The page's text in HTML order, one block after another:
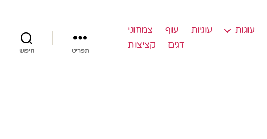
עוגות עוגיות עוף
צמחוני
דגים
קציצות
תפריט חיפוש